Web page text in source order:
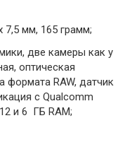
7,5 мм, 165 грамм;
две камеры как у
оптическая
формата RAW, датчик
с Qualcomm
и 6 ГБ RAM;